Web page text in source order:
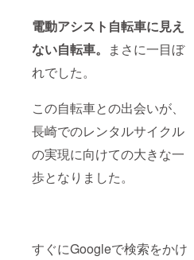
電動アシスト自転車に見え
ない自転車。 まさに一目ぼ
れでした。
この自転車との出会いが、
長崎でのレンタルサイクル
の実現に向けての大きな一
歩となりました。
すぐにGoogleで検索をかけ